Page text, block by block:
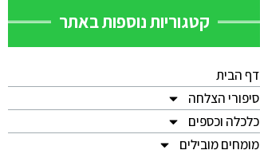
קטגוריות נוספות באתר
דף הבית
סיפורי הצלחה
כלכלה וכספים
מומחים מובילים